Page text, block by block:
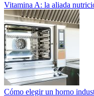
Vitamina A: la aliada
Cómo elegir un horno